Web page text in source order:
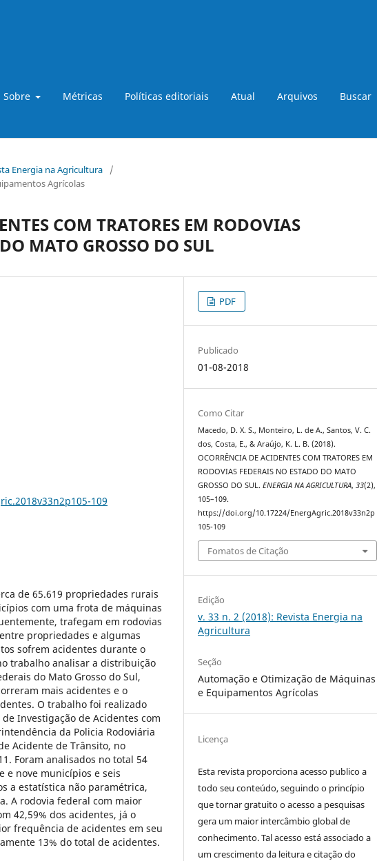
Sobre Métricas Políticas editoriais Atual Arquivos Buscar
Energia na Agricultura
/
Agrícolas
COM TRATORES EM RODOVIAS
MATO GROSSO DO SUL
109
de 65.619 propriedades rurais
com uma frota de máquinas
trafegam em rodovias
propriedades e algumas
sofrem acidentes durante o
trabalho analisar a distribuição
do Mato Grosso do Sul,
mais acidentes e o
O trabalho foi realizado
Investigação de Acidentes com
da Policia Rodoviária
Acidente de Trânsito, no
Foram analisados no total 54
e nove municípios e seis
a estatística não paramétrica,
A rodovia federal com maior
42,59% dos acidentes, já o
frequência de acidentes em seu
13% do total de acidentes.
PDF
Publicado
01-08-2018
Como Citar
Macedo, D. X. S., Monteiro, L. de A., Santos, V. C.
dos, Costa, E., & Araújo, K. L. B. (2018).
OCORRÊNCIA DE ACIDENTES COM TRATORES EM
RODOVIAS FEDERAIS NO ESTADO DO MATO
GROSSO DO SUL.ENERGIA NA AGRICULTURA,33(2),
105–109.
https://doi.org/10.17224/EnergAgric.2018v33n2p
105-109
Fomatos de Citação
Edição
v. 33 n. 2 (2018): Revista Energia na
Agricultura
Seção
Automação e Otimização de Máquinas
e Equipamentos Agrícolas
Licença
Esta revista proporciona acesso publico a
todo seu conteúdo, seguindo o princípio
que tornar gratuito o acesso a pesquisas
gera um maior intercâmbio global de
conhecimento. Tal acesso está associado a
um crescimento da leitura e citação do